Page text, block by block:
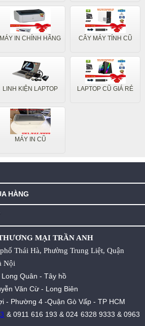
MÁY IN CHÍNH HÃNG CÂY MÁY TÍNH CŨ
LINH KIỆN LAPTOP LAPTOP CŨ GIÁ RẺ
MÁY IN CŨ
HÀNG
MẠI TRẦN ANH
Thái Hà, Phường Trung Liệt, Quận
Nội
Quân - Tây hồ
Văn Cừ - Long Biên
- Phường 4 -Quận Gò Vấp - TP HCM
& 0911 616 193 &024 6328 9333 &0963